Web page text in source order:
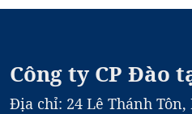
Công ty CP Đào
Địa chỉ: 24 Lê Thánh Tôn,